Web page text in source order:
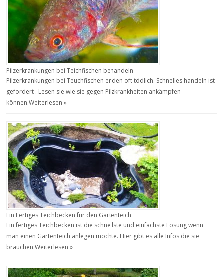
Pilzerkrankungen bei Teichfischen behandeln
Pilzerkrankungen bei Teuchfischen enden oft tödlich. Schnelles handeln ist
gefordert . Lesen sie wie sie gegen Pilzkrankheiten ankämpfen
können.Weiterlesen »
Ein Fertiges Teichbecken für den Gartenteich
Ein fertiges Teichbecken ist die schnellste und einfachste Lösung wenn
man einen Gartenteich anlegen möchte. Hier gibt es alle Infos die sie
brauchen.Weiterlesen »